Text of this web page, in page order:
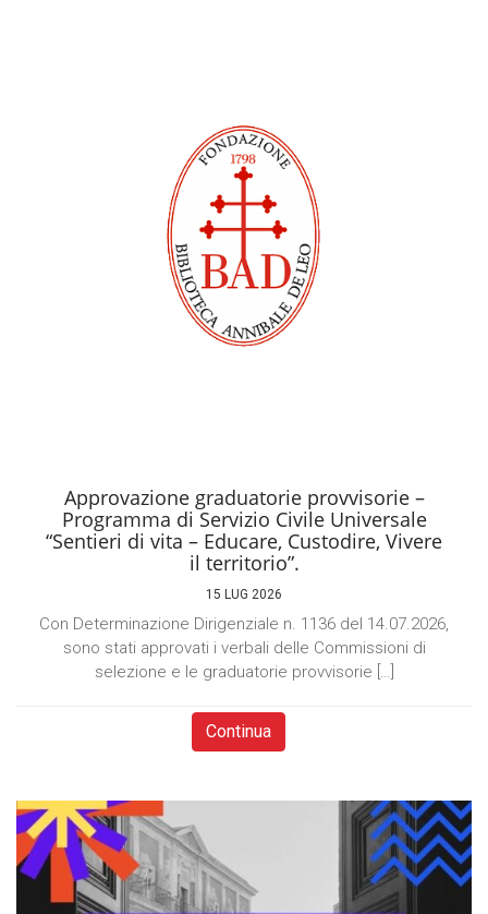
Approvazione graduatorie provvisorie –
Programma di Servizio Civile Universale
“Sentieri di vita – Educare, Custodire, Vivere
il territorio”.
15 LUG 2026
Con Determinazione Dirigenziale n. 1136 del 14.07.2026,
sono stati approvati i verbali delle Commissioni di
selezione e le graduatorie provvisorie […]
Continua